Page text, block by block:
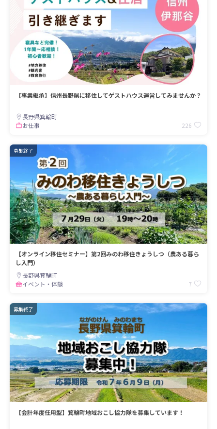
【事業継承】信州長野県に移住してゲストハウス運営してみませんか？
長野県箕輪町
お仕事
226
募集終了
【オンライン移住セミナー】第2回みのわ移住きょうしつ（農ある暮ら
し入門）
長野県箕輪町
イベント・体験
7
募集終了
【会計年度任用型】箕輪町地域おこし協力隊を募集しています！